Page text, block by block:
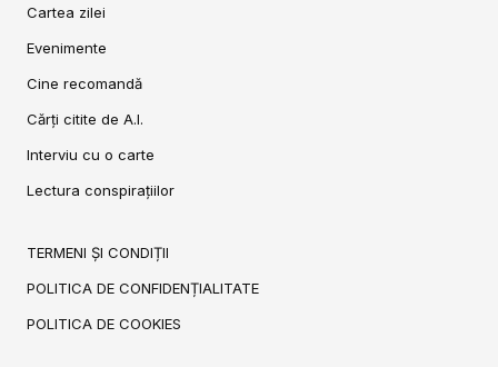
Cartea zilei
Evenimente
Cine recomandă
Cărți citite de A.I.
Interviu cu o carte
Lectura conspirațiilor
TERMENI ȘI CONDIȚII
POLITICA DE CONFIDENȚIALITATE
POLITICA DE COOKIES